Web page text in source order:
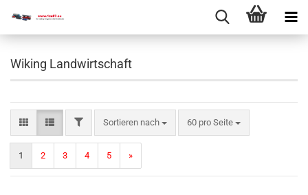
Wiking Landwirtschaft
Sortieren nach 60 pro Seite
1 2 3 4 5 »